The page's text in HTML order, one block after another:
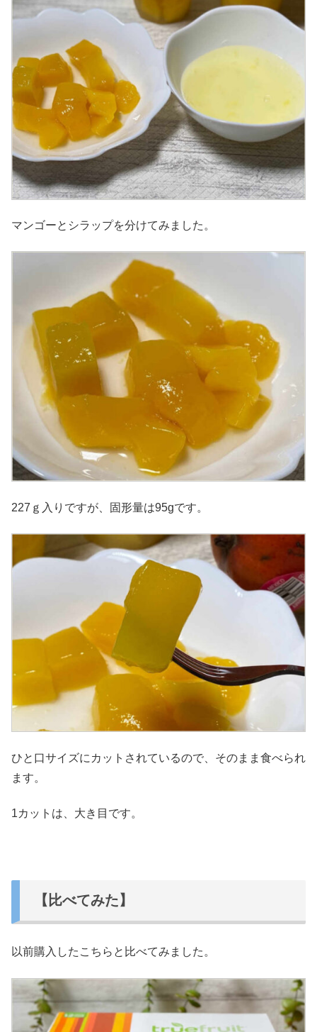
マンゴーとシラップを分けてみました。
227ｇ入りですが、固形量は95gです。
ひと口サイズにカットされているので、そのまま食べられ
ます。
1カットは、大き目です。
【比べてみた】
以前購入したこちらと比べてみました。